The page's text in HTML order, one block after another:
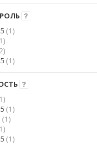
(1)
(1)
(1)
(1)
(1)